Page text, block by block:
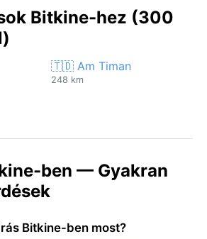
Bitkine-hez (300
🇹🇩 Am Timan
248 km
ben — Gyakran
Bitkine-ben most?